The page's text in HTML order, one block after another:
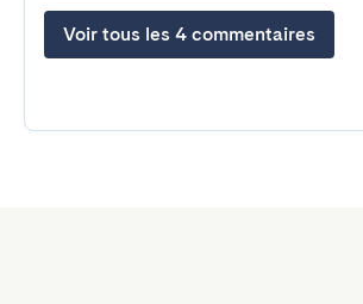
Voir tous les 4 commentaires